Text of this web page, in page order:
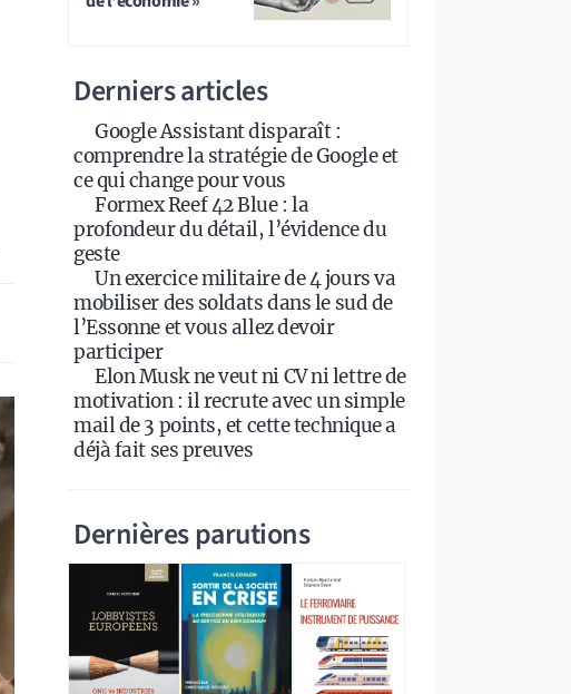
Derniers articles
Google Assistant disparaît :
comprendre la stratégie de Google et
ce qui change pour vous
Formex Reef 42 Blue : la
profondeur du détail, l’évidence du
geste
Un exercice militaire de 4 jours va
mobiliser des soldats dans le sud de
l’Essonne et vous allez devoir
participer
Elon Musk ne veut ni CV ni lettre de
motivation : il recrute avec un simple
mail de 3 points, et cette technique a
déjà fait ses preuves
Dernières parutions